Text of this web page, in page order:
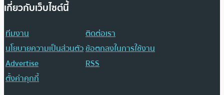
เกี่ยวกับเว็บไซต์นี้
ทีมงาน
ติดต่อเรา
นโยบายความเป็นส่วนตัวข้อตกลงในการใช้งาน
Advertise
RSS
ตั้งค่าคุกกี้